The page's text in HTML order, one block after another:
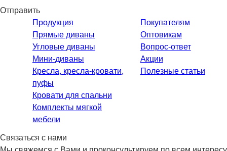
Отправить
Продукция
Прямые диваны
Угловые диваны
Мини-диваны
Кресла, кресла-кровати,
пуфы
Кровати для спальни
Комплекты мягкой
мебели
Покупателям
Оптовикам
Вопрос-ответ
Акции
Полезные статьи
Связаться с нами